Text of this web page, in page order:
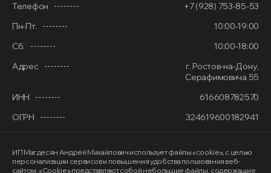
Телефон
+7 (928) 753-85-53
Пн-Пт.
10:00-19:00
Сб.
10:00-18:00
Адрес
г. Ростов-на-Дону,
Серафимовича 55
ИНН
616608782570
ОГРН
324619600182941
ИП Магдесян Андрей Михайлович использует файлы «cookie», с целью
персонализации сервисов и повышения удобства пользования веб-
сайтом. «Cookie» представляют собой небольшие файлы, содержащие